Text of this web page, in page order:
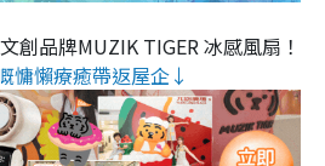
創品牌MUZIK TIGER 冰感風扇！
慵懶療癒帶返屋企↓